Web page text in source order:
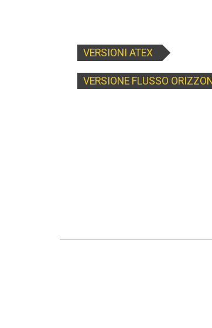
VERSIONI ATEX
VERSIONE FLUSSO